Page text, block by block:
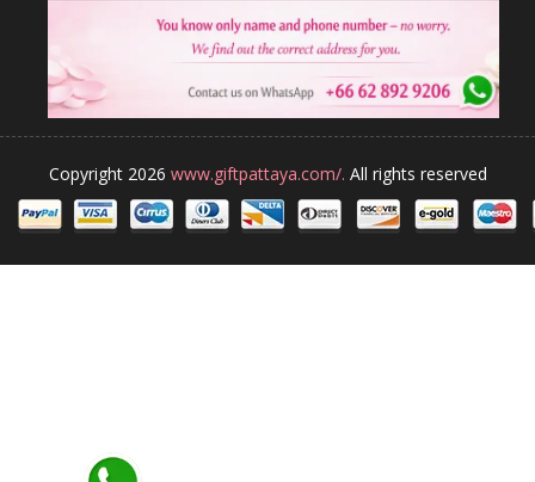
Copyright 2026 www.giftpattaya.com/. All rights reserved